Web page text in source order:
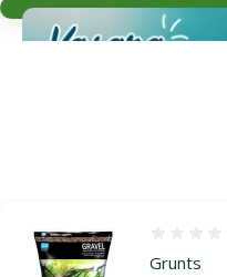
Produkti kategorijā Grunts
Grunts